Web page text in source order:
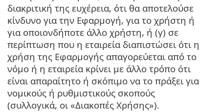
διακριτική της ευχέρεια, ότι θα αποτελούσε
κίνδυνο για την Εφαρμογή, για το χρήστη ή
για οποιονδήποτε άλλο χρήστη, ή (γ) σε
περίπτωση που η εταιρεία διαπιστώσει ότι η
χρήση της Εφαρμογής απαγορεύεται από το
νόμο ή η εταιρεία κρίνει με άλλο τρόπο ότι
είναι απαραίτητο ή σκόπιμο να το πράξει για
νομικούς ή ρυθμιστικούς σκοπούς
(συλλογικά, οι «Διακοπές Χρήσης»).